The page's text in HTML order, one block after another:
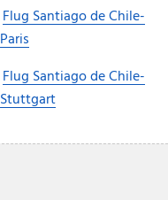
Flug Santiago de Chile-
Paris
Flug Santiago de Chile-
Stuttgart